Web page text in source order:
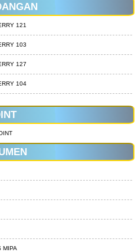
121
103
127
104
MIPA